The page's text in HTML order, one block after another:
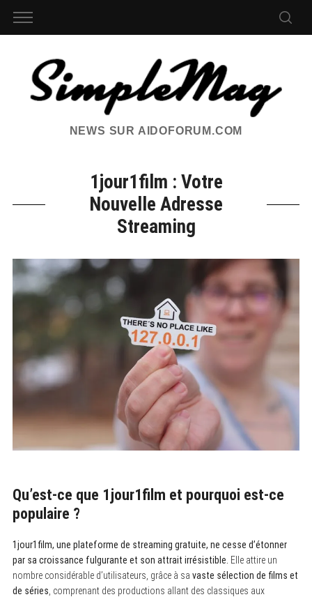
NEWS SUR AIDOFORUM.COM
1jour1film : Votre
Nouvelle Adresse
Streaming
Qu’est-ce que 1jour1film et pourquoi est-ce
populaire ?
1jour1film, une plateforme de streaming gratuite, ne cesse d’étonner
par sa croissance fulgurante et son attrait irrésistible. Elle attire un
nombre considérable d’utilisateurs, grâce à sa vaste sélection de films et
de séries , comprenant des productions allant des classiques aux